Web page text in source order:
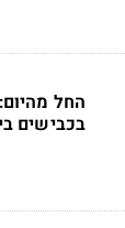
החל
בכבישים